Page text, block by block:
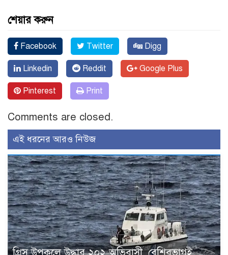
শেয়ার করুন
Facebook Twitter Digg
Linkedin Reddit Google Plus
Pinterest Print
Comments are closed.
এই ধরনের আরও নিউজ